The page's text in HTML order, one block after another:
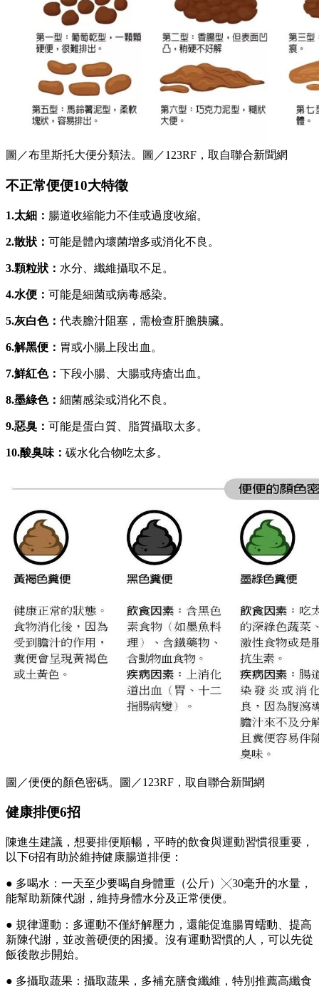
圖／布里斯托大便分類法。圖／123RF，取自聯合新聞網
不正常便便10大特徵
1.太細： 腸道收縮能力不佳或過度收縮。
2.散狀： 可能是體內壞菌增多或消化不良。
3.顆粒狀： 水分、纖維攝取不足。
4.水便： 可能是細菌或病毒感染。
5.灰白色： 代表膽汁阻塞，需檢查肝膽胰臟。
6.解黑便： 胃或小腸上段出血。
7.鮮紅色： 下段小腸、大腸或痔瘡出血。
8.墨綠色： 細菌感染或消化不良。
9.惡臭： 可能是蛋白質、脂質攝取太多。
10.酸臭味： 碳水化合物吃太多。
圖／便便的顏色密碼。圖／123RF，取自聯合新聞網
健康排便6招
陳進生建議，想要排便順暢，平時的飲食與運動習慣很重要，
以下6招有助於維持健康腸道排便：
● 多喝水：一天至少要喝自身體重（公斤）╳30毫升的水量，
能幫助新陳代謝，維持身體水分及正常便便。
● 規律運動：多運動不僅紓解壓力，還能促進腸胃蠕動、提高
新陳代謝，並改善硬便的困擾。沒有運動習慣的人，可以先從
飯後散步開始。
● 多攝取蔬果：攝取蔬果，多補充膳食纖維，特別推薦高纖食